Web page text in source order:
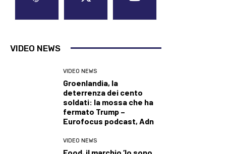
VIDEO NEWS
VIDEO NEWS
Groenlandia, la
deterrenza dei cento
soldati: la mossa che ha
fermato Trump –
Eurofocus podcast, Adn
VIDEO NEWS
Food, il marchio ‘Io sono